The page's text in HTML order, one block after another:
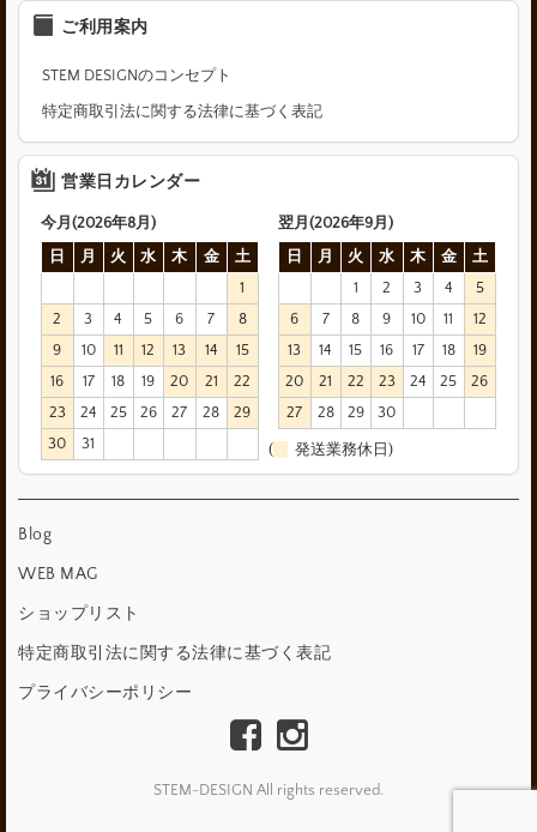
ご利用案内
STEM DESIGNのコンセプト
特定商取引法に関する法律に基づく表記
営業日カレンダー
今月(2026年8月)
日
月 火 水 木 金
土
1
2
3 4 5 6 7
8
9
10 11 12 13 14
15
16
17 18 19 20 21
22
23
24 25 26 27 28
29
30
31
翌月(2026年9月)
日
月 火 水 木 金
土
1
2 3 4
5
6
7 8 9 10 11
12
13
14 15 16 17 18
19
20
21 22 23 24 25
26
27
28 29 30
( 発送業務休日)
Blog
WEB MAG
ショップリスト
特定商取引法に関する法律に基づく表記
プライバシーポリシー
STEM-DESIGN All rights reserved.